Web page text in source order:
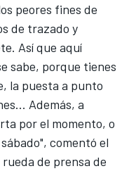
peores fines de
de trazado y
Así que aquí
sabe, porque tienes
la puesta a punto
Además, a
por el momento, o
comentó el
rueda de prensa de